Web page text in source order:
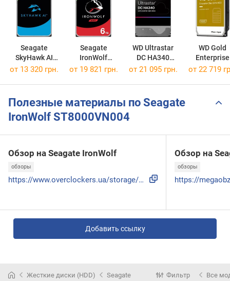
Seagate
SkyHawk AI
ST8000VE001
Seagate
IronWolf
ST8000VN0022
WD Ultrastar
DC HA340
WUS721208BLE6L4
WD Gold
Enterprise
Class
от 13 320 грн. от 19 821 грн. от 21 095 грн. от 22 719
Полезные материалы по Seagate
IronWolf ST8000VN004
Обзор на Seagate IronWolf
обзоры
https://www.overclockers.ua/storage/seagate-ironwolf-st1000...
Обзор на
обзоры
Добавить ссылку
Жесткие диски (HDD) Seagate Фильтр Все